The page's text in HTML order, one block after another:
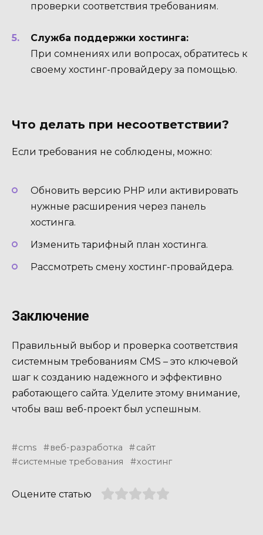
проверки соответствия требованиям.
Служба поддержки хостинга:
При сомнениях или вопросах, обратитесь к
своему хостинг-провайдеру за помощью.
Что делать при несоответствии?
Если требования не соблюдены, можно:
Обновить версию PHP или активировать
нужные расширения через панель
хостинга.
Изменить тарифный план хостинга.
Рассмотреть смену хостинг-провайдера.
Заключение
Правильный выбор и проверка соответствия
системным требованиям CMS – это ключевой
шаг к созданию надежного и эффективно
работающего сайта. Уделите этому внимание,
чтобы ваш веб-проект был успешным.
cms веб-разработка
сайт
системные требования
хостинг
Оцените статью